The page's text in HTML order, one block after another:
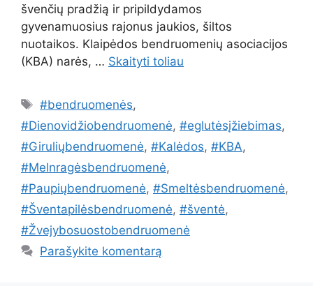
švenčių pradžią ir pripildydamos
gyvenamuosius rajonus jaukios, šiltos
nuotaikos. Klaipėdos bendruomenių asociacijos
(KBA) narės, … Skaityti toliau
Žymos
#bendruomenės,
#Dienovidžiobendruomenė, #eglutėsįžiebimas,
#Giruliųbendruomenė, #Kalėdos, #KBA,
#Melnragėsbendruomenė,
#Paupiųbendruomenė, #Smeltėsbendruomenė,
#Šventapilėsbendruomenė, #šventė,
#Žvejybosuostobendruomenė
Parašykite komentarą